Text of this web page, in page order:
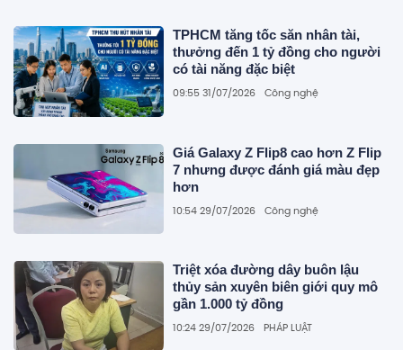
TPHCM tăng tốc săn nhân tài,
thưởng đến 1 tỷ đồng cho người
có tài năng đặc biệt
09:55 31/07/2026 Công nghệ
Giá Galaxy Z Flip8 cao hơn Z Flip
7 nhưng được đánh giá màu đẹp
hơn
10:54 29/07/2026 Công nghệ
Triệt xóa đường dây buôn lậu
thủy sản xuyên biên giới quy mô
gần 1.000 tỷ đồng
10:24 29/07/2026 PHÁP LUẬT